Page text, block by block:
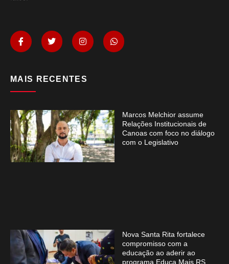
MAIS RECENTES
Marcos Melchior assume
Relações Institucionais de
Canoas com foco no diálogo
com o Legislativo
Nova Santa Rita fortalece
compromisso com a
educação ao aderir ao
programa Educa Mais RS